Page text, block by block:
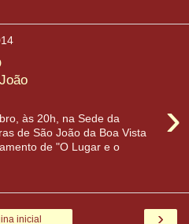
›
às 20h, na Sede da
de São João da Boa Vista
de "O Lugar e o
›
inicial